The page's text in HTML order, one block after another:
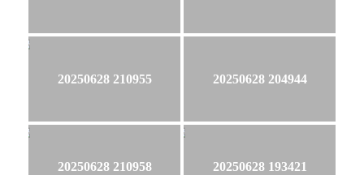
20250628 210955 20250628 204944
20250628 210958 20250628 193421